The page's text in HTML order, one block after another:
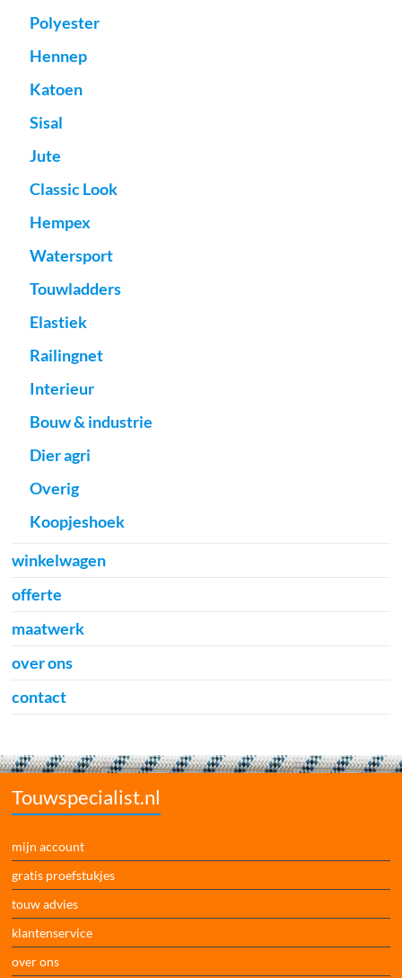
Polyester
Hennep
Katoen
Sisal
Jute
Classic Look
Hempex
Watersport
Touwladders
Elastiek
Railingnet
Interieur
Bouw & industrie
Dier agri
Overig
Koopjeshoek
winkelwagen
offerte
maatwerk
over ons
contact
Touwspecialist.nl
mijn account
gratis proefstukjes
touw advies
klantenservice
over ons